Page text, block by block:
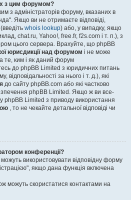
з цим форумом?
з адміністраторів форуму, вказаних в
Якщо ви не отримаєте відповіді,
whois lookup) або, у випадку, якщо
chat.ru, Yahoo!, free.fr, f2s.com і т. п.), з
цього сервера. Врахуйте, що phpBB
юрисдикції над форумом і не може
те, ким і як даний форум
до phpBB Limited з юридичних питань
за нього і т. д.), які
до сайту phpBB.com або які частково
phpBB Limited. Якщо ж ви все-
phpBB Limited з приводу використання
, то не чекайте детальної відповіді чи
конференції?
використовувати відповідну форму
якщо дана функція включена
можуть скористатися контактами на